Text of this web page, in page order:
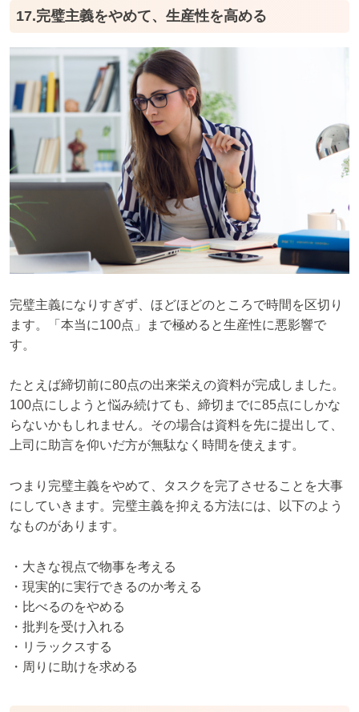
17.完璧主義をやめて、生産性を高める
完璧主義になりすぎず、ほどほどのところで時間を区切り
ます。「本当に100点」まで極めると生産性に悪影響で
す。
たとえば締切前に80点の出来栄えの資料が完成しました。
100点にしようと悩み続けても、締切までに85点にしかな
らないかもしれません。その場合は資料を先に提出して、
上司に助言を仰いだ方が無駄なく時間を使えます。
つまり完璧主義をやめて、タスクを完了させることを大事
にしていきます。完璧主義を抑える方法には、以下のよう
なものがあります。
・大きな視点で物事を考える
・現実的に実行できるのか考える
・比べるのをやめる
・批判を受け入れる
・リラックスする
・周りに助けを求める